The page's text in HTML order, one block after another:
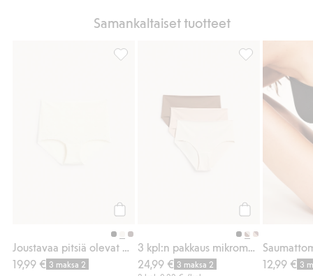
Samankaltaiset tuotteet
Joustavaa pitsiä olevat hipsterit
19,99 € 3 maksa 2
Joustavaa pitsiä olevat hipsterit, Lisää
3 kpl:n pakkaus mikromateriaalia olevia hipstereitä
24,99 € 3 maksa 2
3 kpl:n
12,99 € 3